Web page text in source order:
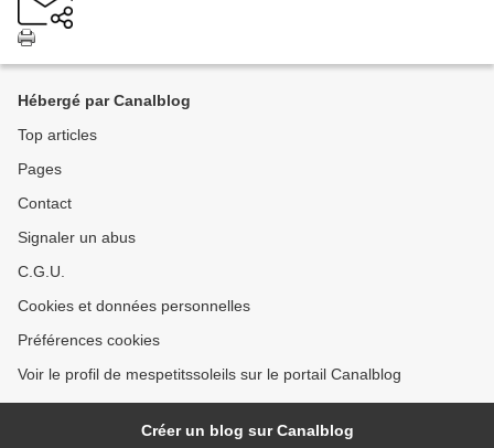
Hébergé par Canalblog
Top articles
Pages
Contact
Signaler un abus
C.G.U.
Cookies et données personnelles
Préférences cookies
Voir le profil de mespetitssoleils sur le portail Canalblog
Créer un blog sur Canalblog